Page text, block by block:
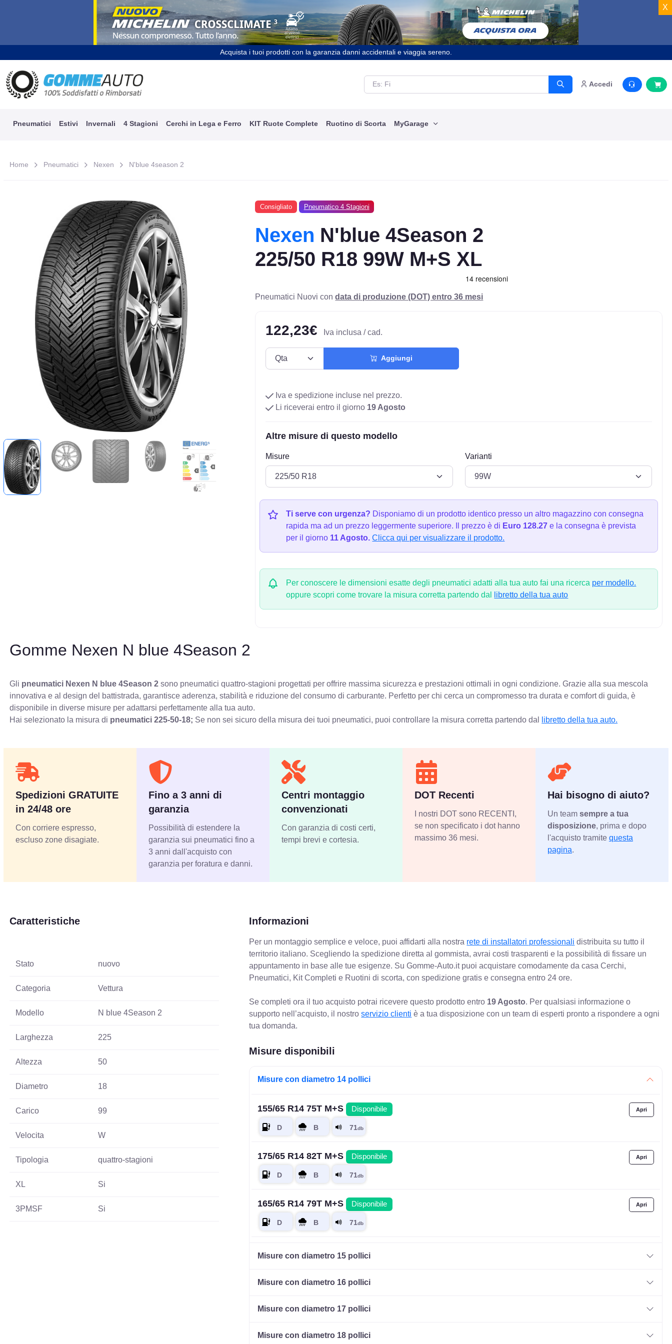
X
Acquista i tuoi prodotti con la garanzia danni accidentali e viaggia sereno.
Accedi
Pneumatici Estivi Invernali 4 Stagioni Cerchi in Lega e Ferro KIT Ruote Complete Ruotino di Scorta MyGarage
Home Pneumatici Nexen N'blue 4season 2
Consigliato Pneumatico 4 Stagioni
Nexen N'blue 4Season 2
225/50 R18 99W M+S XL
Pneumatici Nuovi condata di produzione (DOT) entro 36 mesi
122,23€ Iva inclusa / cad.
Aggiungi
Iva e spedizione incluse nel prezzo.
Li riceverai entro il giorno 19 Agosto
Altre misure di questo modello
Misure Varianti
Ti serve con urgenza? Disponiamo di un prodotto identico presso un altro magazzino con consegna
rapida ma ad un prezzo leggermente superiore. Il prezzo è di Euro 128.27 e la consegna è prevista
per il giorno 11 Agosto. Clicca qui per visualizzare il prodotto.
Per conoscere le dimensioni esatte degli pneumatici adatti alla tua auto fai una ricerca per modello.
oppure scopri come trovare la misura corretta partendo dal
libretto della tua auto
Gomme Nexen N blue 4Season 2
Gli pneumatici Nexen N blue 4Season 2 sono pneumatici quattro-stagioni progettati per offrire massima sicurezza e prestazioni ottimali in ogni condizione. Grazie alla sua mescola
innovativa e al design del battistrada, garantisce aderenza, stabilità e riduzione del consumo di carburante. Perfetto per chi cerca un compromesso tra durata e comfort di guida, è
disponibile in diverse misure per adattarsi perfettamente alla tua auto.
Hai selezionato la misura di pneumatici225-50-18; Se non sei sicuro della misura dei tuoi pneumatici, puoi controllare la misura corretta partendo dal libretto della tua auto.
Spedizioni GRATUITE
in 24/48 ore
Con corriere espresso,
escluso zone disagiate.
Fino a 3 anni di
garanzia
Possibilità di estendere la
garanzia sui pneumatici fino a
3 anni dall'acquisto con
garanzia per foratura e danni.
Centri montaggio
convenzionati
Con garanzia di costi certi,
tempi brevi e cortesia.
DOT Recenti
I nostri DOT sono RECENTI,
se non specificato i dot hanno
massimo 36 mesi.
Hai bisogno di aiuto?
Un team sempre a tua
disposizione, prima e dopo
l'acquisto tramite questa
pagina.
Caratteristiche
Stato nuovo
Categoria Vettura
Modello N blue 4Season 2
Larghezza 225
Altezza 50
Diametro 18
Carico 99
Velocita W
Tipologia quattro-stagioni
XL Si
3PMSF Si
Informazioni
Per un montaggio semplice e veloce, puoi affidarti alla nostra rete di installatori professionali distribuita su tutto il
territorio italiano. Scegliendo la spedizione diretta al gommista, avrai costi trasparenti e la possibilità di fissare un
appuntamento in base alle tue esigenze. Su Gomme-Auto.it puoi acquistare comodamente da casa Cerchi,
Pneumatici, Kit Completi e Ruotini di scorta, con spedizione gratis e consegna entro 24 ore.
Se completi ora il tuo acquisto potrai ricevere questo prodotto entro 19 Agosto. Per qualsiasi informazione o
supporto nell’acquisto, il nostroservizio clienti è a tua disposizione con un team di esperti pronto a rispondere a ogni
tua domanda.
Misure disponibili
Misure con diametro 14 pollici
155/65 R14 75T M+S Disponibile
175/65 R14 82T M+S Disponibile
165/65 R14 79T M+S Disponibile
185/60 R14 82H M+S Disponibile
Misure con diametro 15 pollici
Misure con diametro 16 pollici
Misure con diametro 17 pollici
Misure con diametro 18 pollici